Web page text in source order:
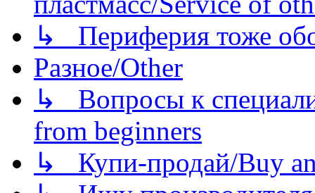
↳ Периферия тоже
Разное/Other
↳ Вопросы к
from beginners
↳ Купи-продай/Buy